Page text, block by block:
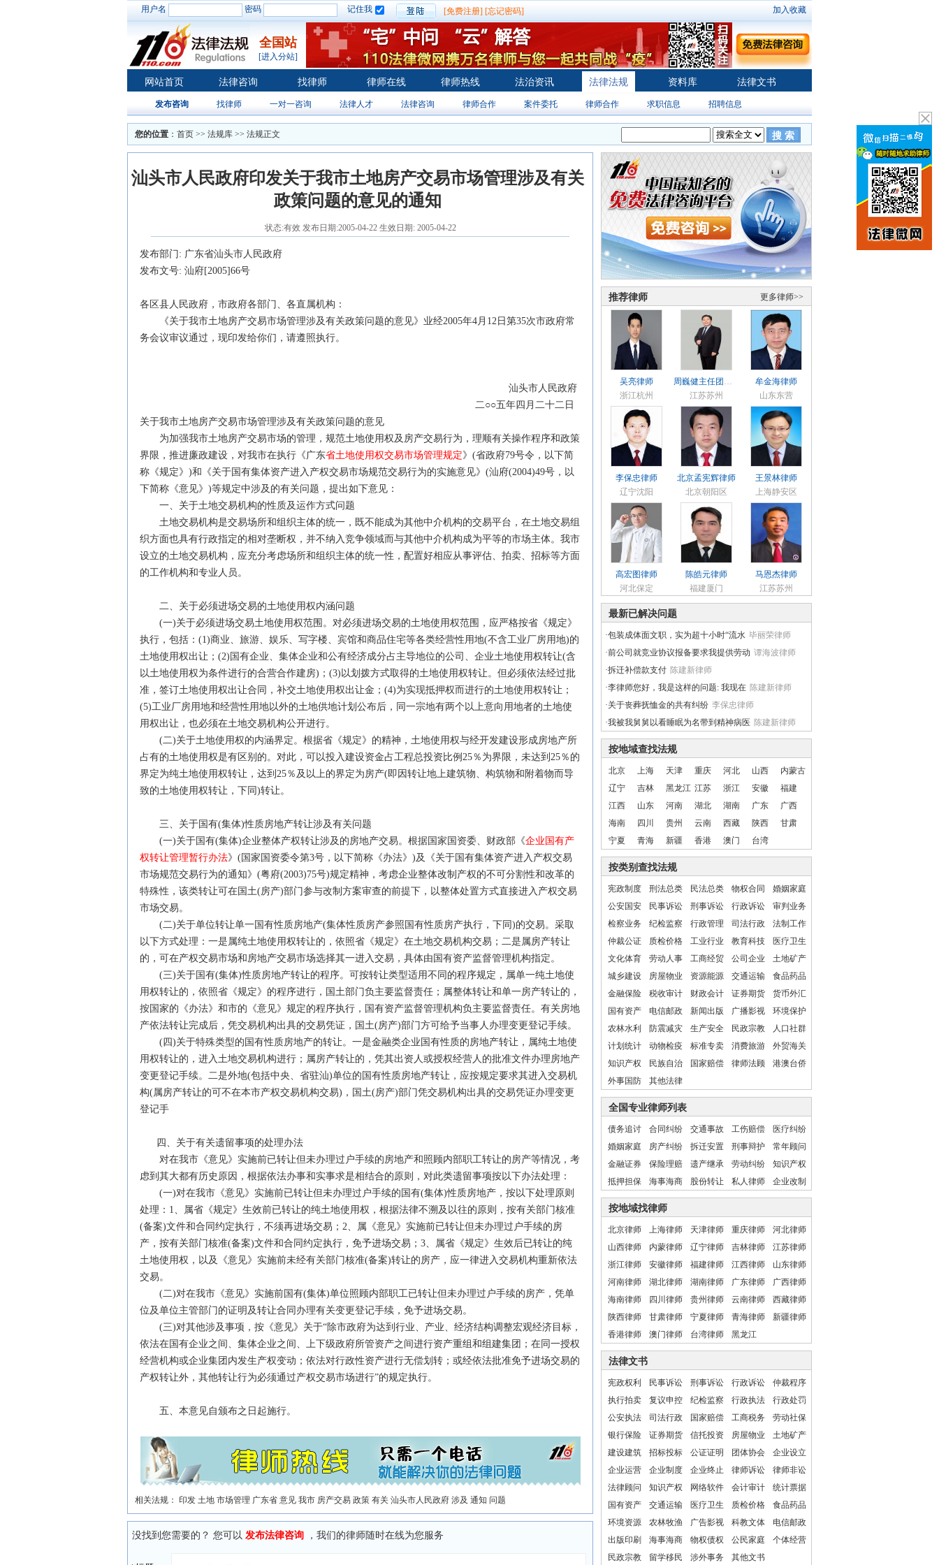
用户名 密码 记住我 [免费注册] [忘记密码] 加入收藏
全国站
[进入分站]
网站首页 法律咨询 找律师 律师在线 律师热线 法治资讯 法律法规 资料库 法律文书
发布咨询 找律师 一对一咨询 法律人才 法律咨询 律师合作 案件委托 律师合作 求职信息 招聘信息
搜 索
您的位置 ： 首页 >> 法规库 >> 法规正文
汕头市人民政府印发关于我市土地房产交易市场管理涉及有关
政策问题的意见的通知
状态:有效 发布日期:2005-04-22 生效日期: 2005-04-22
发布部门: 广东省汕头市人民政府
发布文号: 汕府[2005]66号
各区县人民政府，市政府各部门、各直属机构：
《关于我市土地房产交易市场管理涉及有关政策问题的意见》业经2005年4月12日第35次市政府常
务会议审议通过，现印发给你们，请遵照执行。
汕头市人民政府
二○○五年四月二十二日
关于我市土地房产交易市场管理涉及有关政策问题的意见
为加强我市土地房产交易市场的管理，规范土地使用权及房产交易行为，理顺有关操作程序和政策
界限，推进廉政建设，对我市在执行《广东省土地使用权交易市场管理规定》(省政府79号令，以下简
称《规定》)和《关于国有集体资产进入产权交易市场规范交易行为的实施意见》(汕府(2004)49号，以
下简称《意见》)等规定中涉及的有关问题，提出如下意见：
一、关于土地交易机构的性质及运作方式问题
土地交易机构是交易场所和组织主体的统一，既不能成为其他中介机构的交易平台，在土地交易组
织方面也具有行政指定的相对垄断权，并不纳入竞争领域而与其他中介机构成为平等的市场主体。我市
设立的土地交易机构，应充分考虑场所和组织主体的统一性，配置好相应从事评估、拍卖、招标等方面
的工作机构和专业人员。
二、关于必须进场交易的土地使用权内涵问题
(一)关于必须进场交易土地使用权范围。对必须进场交易的土地使用权范围，应严格按省《规定》
执行，包括：(1)商业、旅游、娱乐、写字楼、宾馆和商品住宅等各类经营性用地(不含工业厂房用地)的
土地使用权出让；(2)国有企业、集体企业和公有经济成分占主导地位的公司 、企业土地使用权转让(含
以土地使用权为条件进行的合营合作建房)；(3)以划拨方式取得的土地使用权转让。但必须依法经过批
准，签订土地使用权出让合同，补交土地使用权出让金；(4)为实现抵押权而进行的土地使用权转让；
(5)工业厂房用地和经营性用地以外的土地供地计划公布后，同一宗地有两个以上意向用地者的土地使
用权出让，也必须在土地交易机构公开进行。
(二)关于土地使用权的内涵界定。根据省《规定》的精神，土地使用权与经开发建设形成房地产所
占有的土地使用权是有区别的。对此，可以投入建设资金占工程总投资比例25％为界限，未达到25％的
界定为纯土地使用权转让，达到25％及以上的界定为房产(即因转让地上建筑物、构筑物和附着物而导
致的土地使用权转让，下同)转让。
三、关于国有(集体)性质房地产转让涉及有关问题
(一)关于国有(集体)企业整体产权转让涉及的房地产交易。根据国家国资委、财政部《企业国有产
权转让管理暂行办法》(国家国资委令第3号，以下简称《办法》)及《关于国有集体资产进入产权交易
市场规范交易行为的通知》(粤府(2003)75号)规定精神，考虑企业整体改制产权的不可分割性和改革的
特殊性，该类转让可在国土(房产)部门参与改制方案审查的前提下，以整体处置方式直接进入产权交易
市场交易。
(二)关于单位转让单一国有性质房地产(集体性质房产参照国有性质房产执行，下同)的交易。采取
以下方式处理：一是属纯土地使用权转让的，依照省《规定》在土地交易机构交易；二是属房产转让
的，可在产权交易市场和房地产交易市场选择其一进入交易，具体由国有资产监督管理机构指定。
(三)关于国有(集体)性质房地产转让的程序。可按转让类型适用不同的程序规定，属单一纯土地使
用权转让的，依照省《规定》的程序进行，国土部门负主要监督责任；属整体转让和单一房产转让的，
按国家的《办法》和市的《意见》规定的程序执行，国有资产监督管理机构负主要监督责任。有关房地
产依法转让完成后，凭交易机构出具的交易凭证，国土(房产)部门方可给予当事人办理变更登记手续。
(四)关于特殊类型的国有性质房地产的转让。一是金融类企业国有性质的房地产转让，属纯土地使
用权转让的，进入土地交易机构进行；属房产转让的，凭其出资人或授权经营人的批准文件办理房地产
变更登记手续。二是外地(包括中央、省驻汕)单位的国有性质房地产转让，应按规定要求其进入交易机
构(属房产转让的可不在本市产权交易机构交易)，国土(房产)部门凭交易机构出具的交易凭证办理变更
登记手
四、关于有关遗留事项的处理办法
对在我市《意见》实施前已转让但未办理过户手续的房地产和照顾内部职工转让的房产等情况，考
虑到其大都有历史原因，根据依法办事和实事求是相结合的原则，对此类遗留事项按以下办法处理：
(一)对在我市《意见》实施前已转让但未办理过户手续的国有(集体)性质房地产，按以下处理原则
处理：1、属省《规定》生效前已转让的纯土地使用权，根据法律不溯及以往的原则，按有关部门核准
(备案)文件和合同约定执行，不须再进场交易；2、属《意见》实施前已转让但未办理过户手续的房
产，按有关部门核准(备案)文件和合同约定执行，免予进场交易；3、属省《规定》生效后已转让的纯
土地使用权，以及《意见》实施前未经有关部门核准(备案)转让的房产，应一律进入交易机构重新依法
交易。
(二)对在我市《意见》实施前国有(集体)单位照顾内部职工已转让但未办理过户手续的房产，凭单
位及单位主管部门的证明及转让合同办理有关变更登记手续，免予进场交易。
(三)对其他涉及事项，按《意见》关于“除市政府为达到行业、产业、 经济结构调整宏观经济目标，
依法在国有企业之间、集体企业之间、上下级政府所管资产之间进行资产重组和组建集团；在同一授权
经营机构或企业集团内发生产权变动；依法对行政性资产进行无偿划转；或经依法批准免予进场交易的
产权转让外，其他转让行为必须通过产权交易市场进行”的规定执行。
五、本意见自颁布之日起施行。
相关法规： 印发 土地 市场管理 广东省 意见 我市 房产交易 政策 有关 汕头市人民政府 涉及 通知 问题
没找到您需要的？ 您可以 发布法律咨询 ，我们的律师随时在线为您服务
推荐律师 更多律师>>
吴亮律师
浙江杭州
周巍健主任团队律师
江苏苏州
牟金海律师
山东东营
李保忠律师
辽宁沈阳
北京孟宪辉律师
北京朝阳区
王景林律师
上海静安区
高宏图律师
河北保定
陈皓元律师
福建厦门
马恩杰律师
江苏苏州
最新已解决问题
·包装成体面文职，实为超十小时“流水 毕丽荣律师
·前公司就竞业协议报备要求我提供劳动 谭海波律师
·拆迁补偿款支付 陈建新律师
·李律师您好，我是这样的问题: 我现在 陈建新律师
·关于丧葬抚恤金的共有纠纷 李保忠律师
·我被我舅舅以看睡眠为名带到精神病医 陈建新律师
按地域查找法规
北京 上海 天津 重庆 河北 山西
内蒙古
辽宁
吉林 黑龙江 江苏 浙江 安徽
福建
江西
山东 河南 湖北 湖南 广东
广西
海南
四川 贵州 云南 西藏 陕西
甘肃
宁夏
青海 新疆 香港 澳门 台湾
按类别查找法规
宪政制度 刑法总类 民法总类 物权合同
婚姻家庭
公安国安
民事诉讼 刑事诉讼 行政诉讼
审判业务
检察业务
纪检监察 行政管理 司法行政
法制工作
仲裁公证
质检价格 工业行业 教育科技
医疗卫生
文化体育
劳动人事 工商经贸 公司企业
土地矿产
城乡建设
房屋物业 资源能源 交通运输
食品药品
金融保险
税收审计 财政会计 证券期货
货币外汇
国有资产
电信邮政 新闻出版 广播影视
环境保护
农林水利
防震减灾 生产安全 民政宗教
人口社群
计划统计
动物检疫 标准专卖 消费旅游
外贸海关
知识产权
民族自治 国家赔偿 律师法顾
港澳台侨
外事国防
其他法律
全国专业律师列表
债务追讨 合同纠纷 交通事故 工伤赔偿
医疗纠纷
婚姻家庭
房产纠纷 拆迁安置 刑事辩护
常年顾问
金融证券
保险理赔 遗产继承 劳动纠纷
知识产权
抵押担保
海事海商 股份转让 私人律师 企业改制
按地域找律师
北京律师 上海律师 天津律师 重庆律师
河北律师
山西律师
内蒙律师 辽宁律师 吉林律师
江苏律师
浙江律师
安徽律师 福建律师 江西律师
山东律师
河南律师
湖北律师 湖南律师 广东律师
广西律师
海南律师
四川律师 贵州律师 云南律师
西藏律师
陕西律师
甘肃律师 宁夏律师 青海律师
新疆律师
香港律师
澳门律师 台湾律师 黑龙江
法律文书
宪政权利 民事诉讼 刑事诉讼 行政诉讼
仲裁程序
执行拍卖
复议申控 纪检监察 行政执法
行政处罚
公安执法
司法行政 国家赔偿 工商税务
劳动社保
银行保险
证券期货 信托投资 房屋物业
土地矿产
建设建筑
招标投标 公证证明 团体协会
企业设立
企业运营
企业制度 企业终止 律师诉讼
律师非讼
法律顾问
知识产权 网络软件 会计审计
统计票据
国有资产
交通运输 医疗卫生 质检价格
食品药品
环境资源
农林牧渔 广告影视 科教文体
电信邮政
出版印刷
海事海商 物权债权 公民家庭
个体经营
民政宗教
留学移民 涉外事务 其他文书